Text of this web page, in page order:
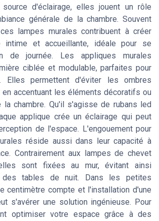
source d'éclairage, elles jouent un rôle
générale de la chambre. Souvent
lampes murales contribuent à créer
intime et accueillante, idéale pour se
de journée. Les appliques murales
ciblée et modulable, parfaites pour
permettent d'éviter les ombres
accentuant les éléments décoratifs ou
la chambre. Qu'il s'agisse de rubans led
applique crée un éclairage qui peut
de l'espace. L'engouement pour
réside aussi dans leur capacité à
Contrairement aux lampes de chevet
sont fixées au mur, évitant ainsi
des tables de nuit. Dans les petites
centimètre compte et l'installation d'une
s'avérer une solution ingénieuse. Pour
optimiser votre espace grâce à des